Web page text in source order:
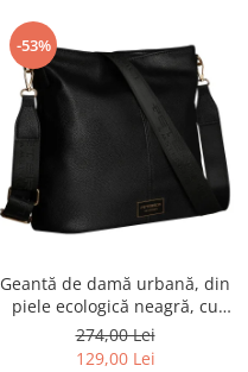
-53%
Geantă de damă urbană, din
piele ecologică neagră, cu
curea reglabilă - Peterson
PTR-PTN JK6-06-6642
274,00 Lei
129,00 Lei